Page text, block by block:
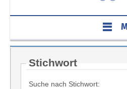
Stichwort
Suche nach Stichwort: